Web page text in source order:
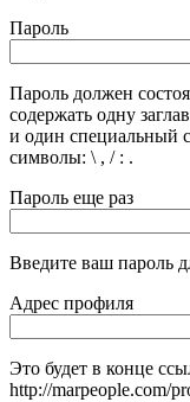
Пароль
Пароль должен
содержать одну
и один специальный
символы: \ , / : .
Пароль еще раз
Введите ваш пароль
Адрес профиля
Это будет в конце
http://marpeople.com/